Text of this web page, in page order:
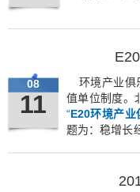
08
11
环境产业俱
值单位制度。
“E20环境产业
题为：稳增长